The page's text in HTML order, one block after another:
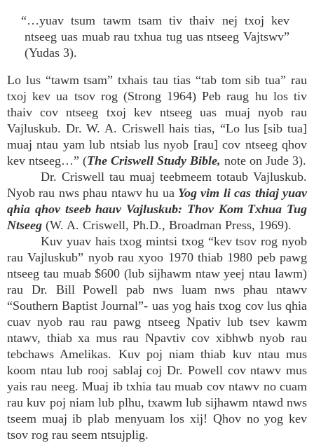
“…yuav tsum tawm tsam tiv thaiv nej txoj kev
ntseeg uas muab rau txhua tug uas ntseeg Vajtswv”
(Yudas 3).
Lo lus “tawm tsam” txhais tau tias “tab tom sib tua” rau
txoj kev ua tsov rog (Strong 1964) Peb raug hu los tiv
thaiv cov ntseeg txoj kev ntseeg uas muaj nyob rau
Vajluskub. Dr. W. A. Criswell hais tias, “Lo lus [sib tua]
muaj ntau yam lub ntsiab lus nyob [rau] cov ntseeg qhov
kev ntseeg…” (The Criswell Study Bible, note on Jude 3).
Dr. Criswell tau muaj teebmeem totaub Vajluskub.
Nyob rau nws phau ntawv hu ua Yog vim li cas thiaj yuav
qhia qhov tseeb hauv Vajluskub: Thov Kom Txhua Tug
Ntseeg (W. A. Criswell, Ph.D., Broadman Press, 1969).
Kuv yuav hais txog mintsi txog “kev tsov rog nyob
rau Vajluskub” nyob rau xyoo 1970 thiab 1980 peb pawg
ntseeg tau muab $600 (lub sijhawm ntaw yeej ntau lawm)
rau Dr. Bill Powell pab nws luam nws phau ntawv
“Southern Baptist Journal”- uas yog hais txog cov lus qhia
cuav nyob rau rau pawg ntseeg Npativ lub tsev kawm
ntawv, thiab xa mus rau Npavtiv cov xibhwb nyob rau
tebchaws Amelikas. Kuv poj niam thiab kuv ntau mus
koom ntau lub rooj sablaj coj Dr. Powell cov ntawv mus
yais rau neeg. Muaj ib txhia tau muab cov ntawv no cuam
rau kuv poj niam lub plhu, txawm lub sijhawm ntawd nws
tseem muaj ib plab menyuam los xij! Qhov no yog kev
tsov rog rau seem ntsujplig.